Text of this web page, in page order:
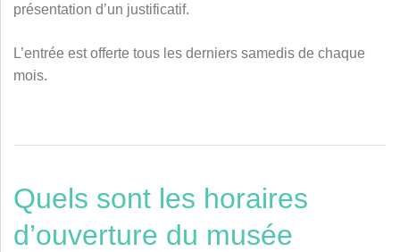
présentation d’un justificatif.
L’entrée est offerte tous les derniers samedis de chaque
mois.
Quels sont les horaires
d’ouverture du musée